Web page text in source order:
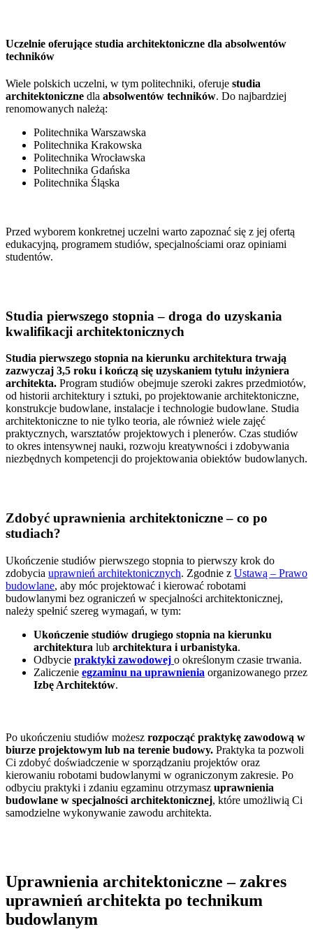
Uczelnie oferujące studia architektoniczne dla absolwentów
techników
Wiele polskich uczelni, w tym politechniki, oferuje studia
architektoniczne dla absolwentów techników. Do najbardziej
renomowanych należą:
Politechnika Warszawska
Politechnika Krakowska
Politechnika Wrocławska
Politechnika Gdańska
Politechnika Śląska
Przed wyborem konkretnej uczelni warto zapoznać się z jej ofertą
edukacyjną, programem studiów, specjalnościami oraz opiniami
studentów.
Studia pierwszego stopnia – droga do uzyskania
kwalifikacji architektonicznych
Studia pierwszego stopnia na kierunku architektura trwają
zazwyczaj 3,5 roku i kończą się uzyskaniem tytułu inżyniera
architekta. Program studiów obejmuje szeroki zakres przedmiotów,
od historii architektury i sztuki, po projektowanie architektoniczne,
konstrukcje budowlane, instalacje i technologie budowlane. Studia
architektoniczne to nie tylko teoria, ale również wiele zajęć
praktycznych, warsztatów projektowych i plenerów. Czas studiów
to okres intensywnej nauki, rozwoju kreatywności i zdobywania
niezbędnych kompetencji do projektowania obiektów budowlanych.
Zdobyć uprawnienia architektoniczne – co po
studiach?
Ukończenie studiów pierwszego stopnia to pierwszy krok do
zdobycia uprawnień architektonicznych. Zgodnie z Ustawą – Prawo
budowlane, aby móc projektować i kierować robotami
budowlanymi bez ograniczeń w specjalności architektonicznej,
należy spełnić szereg wymagań, w tym:
Ukończenie studiów drugiego stopnia na kierunku
architektura lub architektura i urbanistyka.
Odbycie praktyki zawodowej o określonym czasie trwania.
Zaliczenie egzaminu na uprawnienia organizowanego przez
Izbę Architektów.
Po ukończeniu studiów możesz rozpocząć praktykę zawodową w
biurze projektowym lub na terenie budowy. Praktyka ta pozwoli
Ci zdobyć doświadczenie w sporządzaniu projektów oraz
kierowaniu robotami budowlanymi w ograniczonym zakresie. Po
odbyciu praktyki i zdaniu egzaminu otrzymasz uprawnienia
budowlane w specjalności architektonicznej, które umożliwią Ci
samodzielne wykonywanie zawodu architekta.
Uprawnienia architektoniczne – zakres
uprawnień architekta po technikum
budowlanym